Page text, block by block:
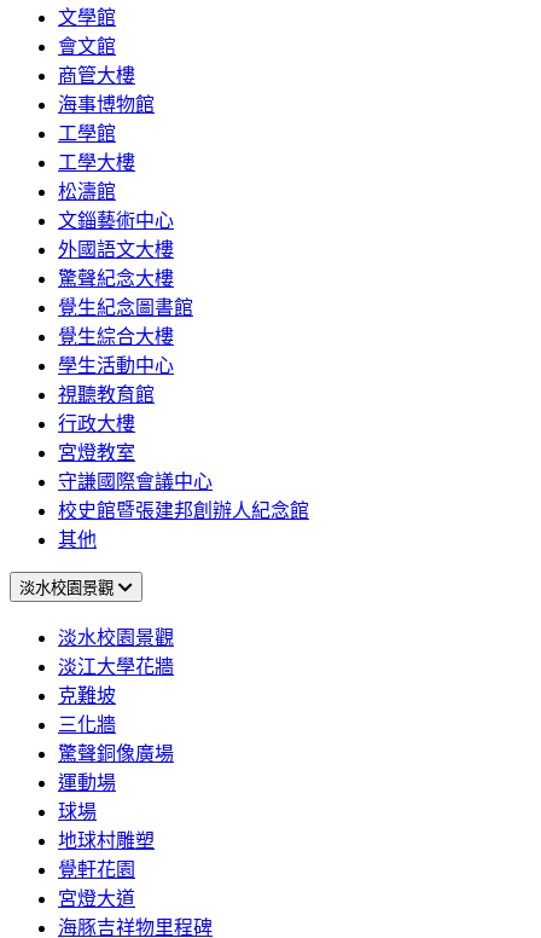
文學館
會文館
商管大樓
海事博物館
工學館
工學大樓
松濤館
文錙藝術中心
外國語文大樓
驚聲紀念大樓
覺生紀念圖書館
覺生綜合大樓
學生活動中心
視聽教育館
行政大樓
宮燈教室
守謙國際會議中心
校史館暨張建邦創辦人紀念館
其他
淡水校園景觀
淡水校園景觀
淡江大學花牆
克難坡
三化牆
驚聲銅像廣場
運動場
球場
地球村雕塑
覺軒花園
宮燈大道
海豚吉祥物里程碑